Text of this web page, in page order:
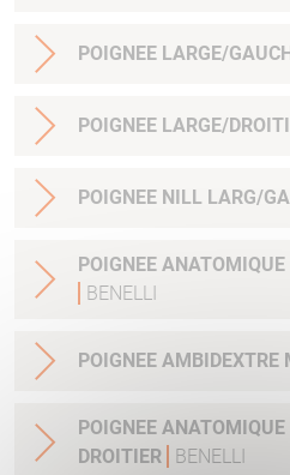
POIGNEE LARGE/
POIGNEE LARGE/
POIGNEE NILL LARG/
POIGNEE
BENELLI
POIGNEE
POIGNEE
DROITIER
BENELLI